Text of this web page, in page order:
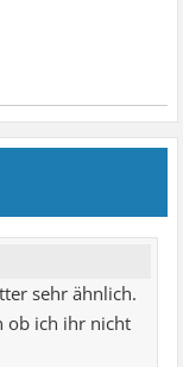
sehr ähnlich.
ob ich ihr nicht